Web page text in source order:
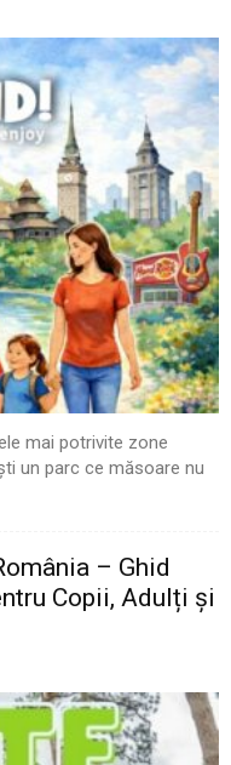
mai potrivite zone
un parc ce măsoare nu
– Ghid
Copii, Adulți și